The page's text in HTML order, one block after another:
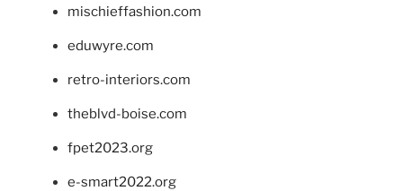
mischieffashion.com
eduwyre.com
retro-interiors.com
theblvd-boise.com
fpet2023.org
e-smart2022.org